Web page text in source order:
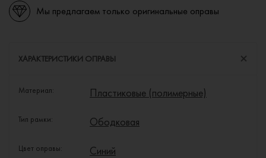
Мы предлагаем только оригинальные оправы
ХАРАКТЕРИСТИКИ ОПРАВЫ
Материал: Пластиковые (полимерные)
Тип рамки: Ободковая
Цвет оправы: Синий